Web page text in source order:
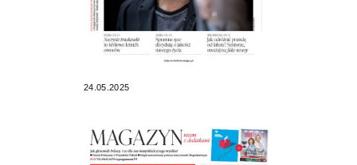
24.05.2025